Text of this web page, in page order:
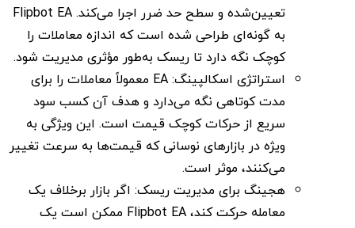
تعیین‌شده و سطح حد ضرر اجرا می‌کند. Flipbot EA
به گونه‌ای طراحی شده است که اندازه معاملات را
کوچک نگه دارد تا ریسک به‌طور مؤثری مدیریت شود.
استراتژی اسکالپینگ: EA معمولاً معاملات را برای
مدت کوتاهی نگه می‌دارد و هدف آن کسب سود
سریع از حرکات کوچک قیمت است. این ویژگی به
ویژه در بازارهای نوسانی که قیمت‌ها به سرعت تغییر
می‌کنند، موثر است.
هجینگ برای مدیریت ریسک: اگر بازار برخلاف یک
معامله حرکت کند، Flipbot EA ممکن است یک